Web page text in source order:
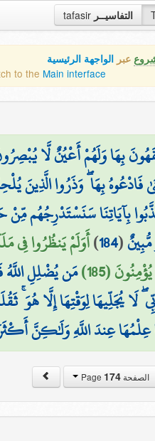
tafasir التفاسيــر
عبر الواجهة الرئيسية
to the Main interface
بِهَا وَلَهُمْ أَعْيُنٌ لَّا
فَادْعُوهُ بِهَا ۖ وَذَرُوا
بِآيَاتِنَا سَنَسْتَدْرِجُهُم
(
184
)أَوَلَمْ يَنظُرُوا
(185)
مَن يُضْلِلِ اللَّهُ
يُجَلِّيهَا لِوَقْتِهَا إِلَّا هُوَ
عِندَ اللَّهِ وَلَٰكِنَّ
الصفحة Page174